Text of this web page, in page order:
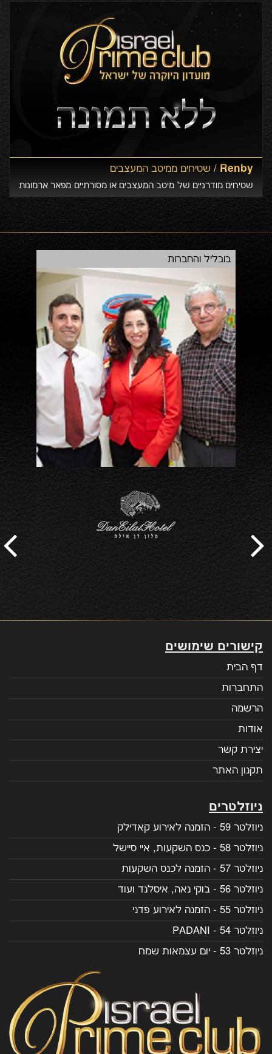
Renby / שטיחים ממיטב המעצבים
שטיחים מודרניים של מיטב המעצבים או מסורתיים מפאר ארמונות
ורסאי
בובליל והחברות
קישורים שימושים
דף הבית
התחברות
הרשמה
אודות
יצירת קשר
תקנון האתר
ניוזלטרים
ניוזלטר 59 - הזמנה לאירוע קאדילק
ניוזלטר 58 - כנס השקעות, איי סיישל
ניוזלטר 57 - הזמנה לכנס השקעות
ניוזלטר 56 - בוקי נאה, איסלנד ועוד
ניוזלטר 55 - הזמנה לאירוע פדני
ניוזלטר 54 - PADANI
ניוזלטר 53 - יום עצמאות שמח